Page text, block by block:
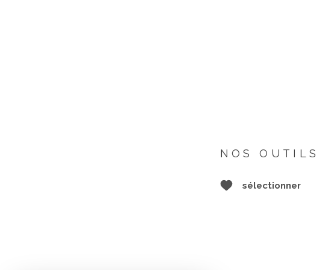
NOS OUTILS
sélectionner